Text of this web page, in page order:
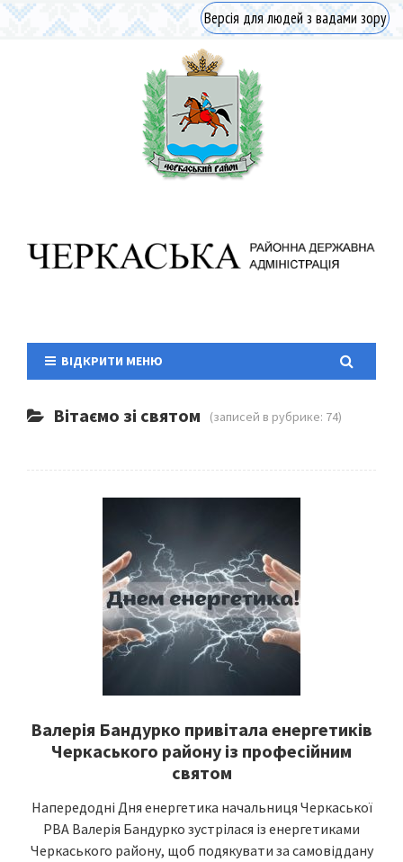
Версія для людей з вадами зору
ВІДКРИТИ МЕНЮ
Вітаємо зі святом (записей в рубрике: 74)
Валерія Бандурко привітала енергетиків
Черкаського району із професійним
святом
Напередодні Дня енергетика начальниця Черкаської
РВА Валерія Бандурко зустрілася із енергетиками
Черкаського району, щоб подякувати за самовіддану